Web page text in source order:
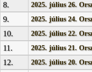
8. 2025. július 26.
9. 2025. július 24.
10. 2025. július 22.
11. 2025. július 21.
12. 2025. július 20.